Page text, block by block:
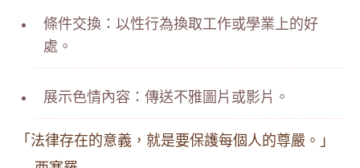
條件交換：以性行為換取工作或學業上的好
處。
展示色情內容：傳送不雅圖片或影片。
「法律存在的意義，就是要保護每個人的尊嚴。」